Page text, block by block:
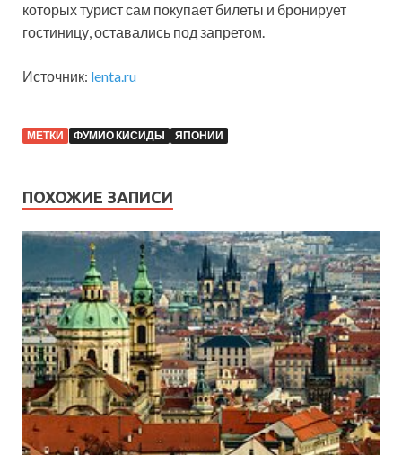
которых турист сам покупает билеты и бронирует
гостиницу, оставались под запретом.
Источник: lenta.ru
МЕТКИ ФУМИО КИСИДЫ ЯПОНИИ
ПОХОЖИЕ ЗАПИСИ